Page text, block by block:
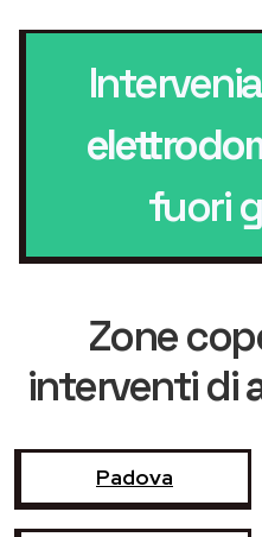
fuori
Zone
interventi di
Padova